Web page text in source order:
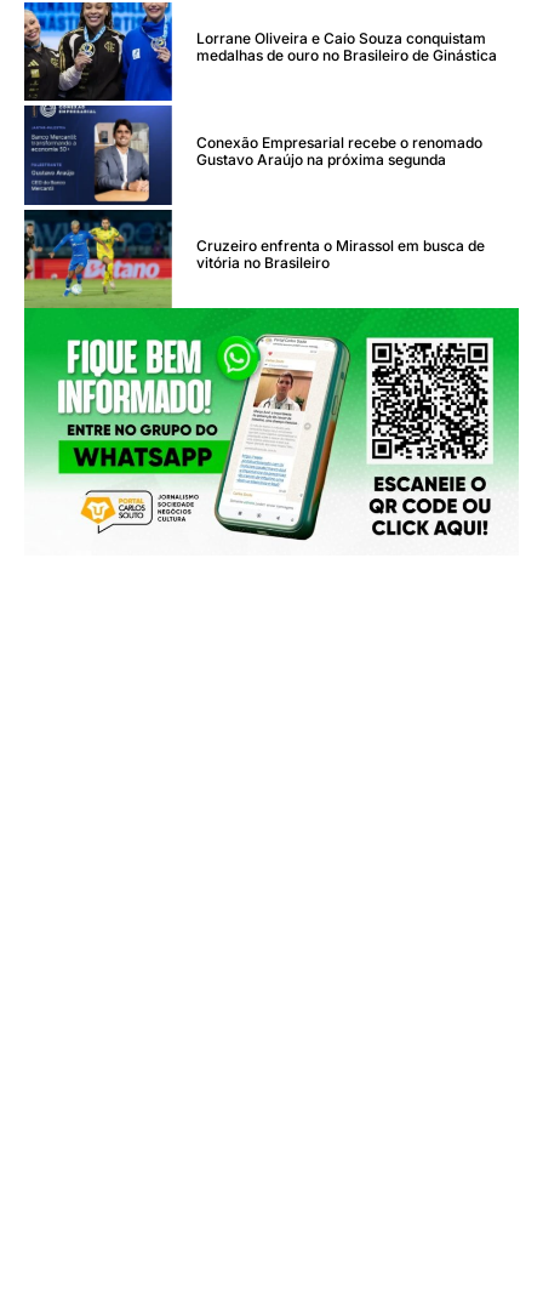
Lorrane Oliveira e Caio Souza conquistam
medalhas de ouro no Brasileiro de Ginástica
Conexão Empresarial recebe o renomado
Gustavo Araújo na próxima segunda
Cruzeiro enfrenta o Mirassol em busca de
vitória no Brasileiro